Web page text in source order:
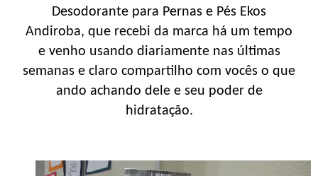
Desodorante para Pernas e Pés Ekos
Andiroba, que recebi da marca há um tempo
e venho usando diariamente nas últimas
semanas e claro compartilho com vocês o que
ando achando dele e seu poder de
hidratação.